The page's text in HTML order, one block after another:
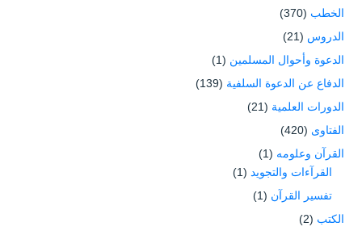
الخطب (370)
الدروس (21)
الدعوة وأحوال المسلمين (1)
الدفاع عن الدعوة السلفية (139)
الدورات العلمية (21)
الفتاوى (420)
القرآن وعلومه (1)
القرآءات والتجويد (1)
تفسير القرآن (1)
الكتب (2)